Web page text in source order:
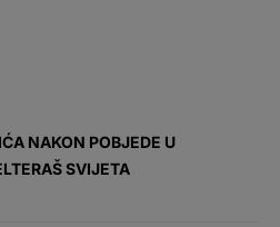
NAKON POBJEDE U
SVIJETA